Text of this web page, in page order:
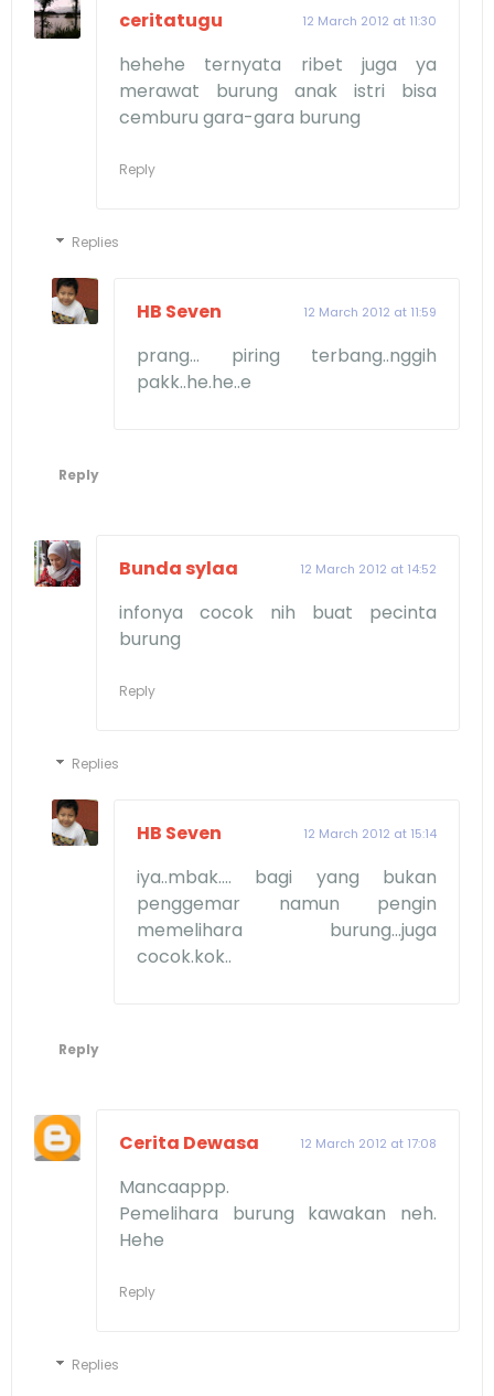
ceritatugu 12 March 2012 at 11:30
hehehe ternyata ribet juga ya
merawat burung anak istri bisa
cemburu gara-gara burung
Reply
Replies
HB Seven 12 March 2012 at 11:59
prang... piring terbang..nggih
pakk..he.he..e
Reply
Bunda sylaa 12 March 2012 at 14:52
infonya cocok nih buat pecinta
burung
Reply
Replies
HB Seven 12 March 2012 at 15:14
iya..mbak.... bagi yang bukan
penggemar namun pengin
memelihara burung...juga
cocok.kok..
Reply
Cerita Dewasa 12 March 2012 at 17:08
Mancaappp.
Pemelihara burung kawakan neh.
Hehe
Reply
Replies